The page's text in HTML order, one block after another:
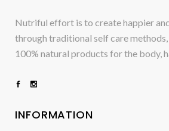
Nutriful effort is to create happier
through traditional self care methods,
100% natural products for the body,
INFORMATION